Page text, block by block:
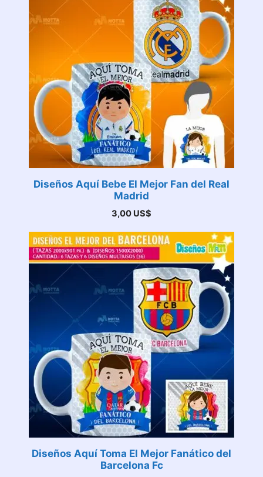
Diseños Aquí Bebe El Mejor Fan del Real
Madrid
3,00 US$
Diseños Aquí Toma El Mejor Fanático del
Barcelona Fc